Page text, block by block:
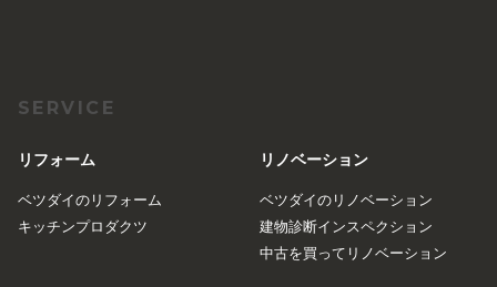
SERVICE
リフォーム
ベツダイのリフォーム
キッチンプロダクツ
リノベーション
ベツダイのリノベーション
建物診断インスペクション
中古を買ってリノベーション